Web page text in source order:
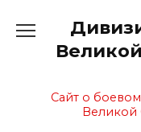
содержанию
Сайт о
Великой